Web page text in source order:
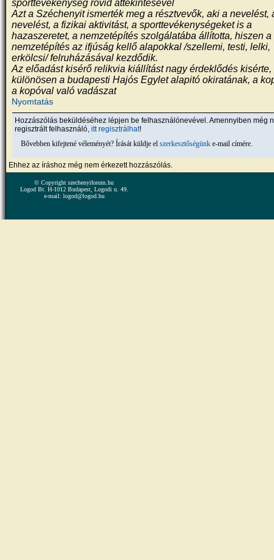
sporttevékenység rövid áttekintésével
Azt a Széchenyit ismerték meg a résztvevők, aki a nevelést,
nevelést, a fizikai aktivitást, a sporttevékenységeket is a
hazaszeretet, a nemzetépítés szolgálatába állította, hiszen a
nemzetépítés az ifjúság kellő alapokkal /szellemi, testi, lelki,
erkölcsi/ felruházásával kezdődik.
Az előadást kisérő relikvia kiállítást nagy érdeklődés kisérte,
különösen a budapesti Hajós Egylet alapitó okiratának, a
a kopóval való vadászat
Nyomtatás
Hozzászólás beküldéséhez lépjen be felhasználónevével. Amennyiben még
regisztrált felhasználó,itt regisztrálhat!
Bővebben kifejtené véleményét? Írását küldje elszerkesztőségünk e-mail címére.
Ehhez az íráshoz még nem érkezett hozzászólás.
© Copyright szechenyiforum.hu
Logod Bt. H-1012 Budapest, Logodi u. 49.
e-mail: logod@logod.hu